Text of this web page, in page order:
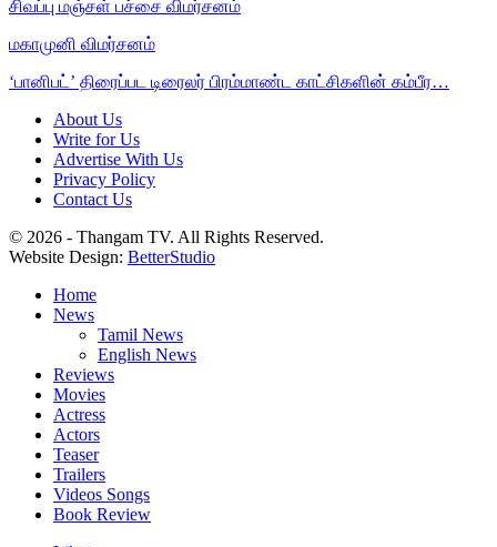
சிவப்பு மஞ்சள் பச்சை விமர்சனம்
மகாமுனி விமர்சனம்
‘பானிபட்’ திரைப்பட டிரைலர் பிரம்மாண்ட காட்சிகளின் கம்பீர…
About Us
Write for Us
Advertise With Us
Privacy Policy
Contact Us
© 2026 - Thangam TV. All Rights Reserved.
Website Design: BetterStudio
Home
News
Tamil News
English News
Reviews
Movies
Actress
Actors
Teaser
Trailers
Videos Songs
Book Review